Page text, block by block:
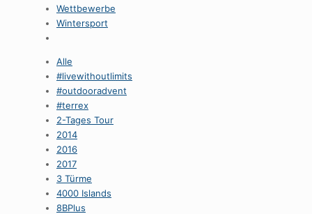
Wettbewerbe
Wintersport
Alle
#livewithoutlimits
#outdooradvent
#terrex
2-Tages Tour
2014
2016
2017
3 Türme
4000 Islands
8BPlus